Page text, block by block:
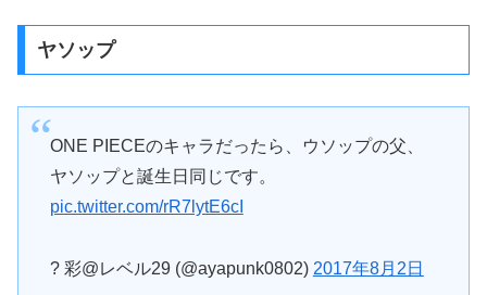
ヤソップ
ONE PIECEのキャラだったら、ウソップの父、
ヤソップと誕生日同じです。
pic.twitter.com/rR7lytE6cI
? 彩@レベル29 (@ayapunk0802) 2017年8月2日